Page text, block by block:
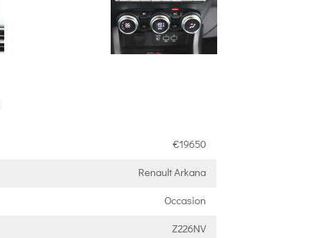
€19650
Renault Arkana
Occasion
Z226NV